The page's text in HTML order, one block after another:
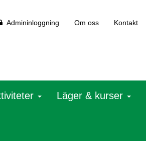
Admininloggning Om oss Kontakt
Läger & kurser